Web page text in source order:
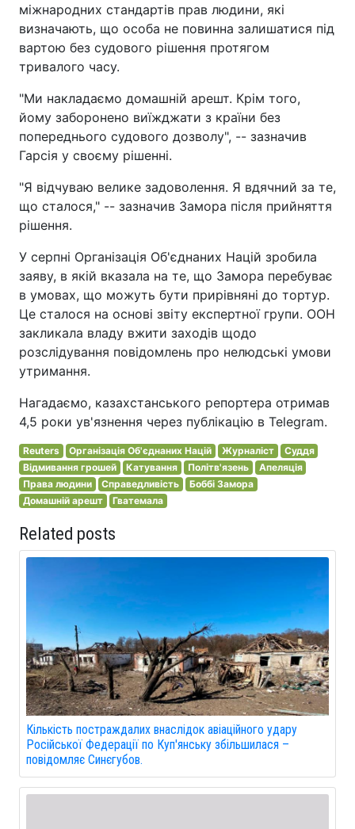
міжнародних стандартів прав людини, які
визначають, що особа не повинна залишатися під
вартою без судового рішення протягом
тривалого часу.
"Ми накладаємо домашній арешт. Крім того,
йому заборонено виїжджати з країни без
попереднього судового дозволу", -- зазначив
Гарсія у своєму рішенні.
"Я відчуваю велике задоволення. Я вдячний за те,
що сталося," -- зазначив Замора після прийняття
рішення.
У серпні Організація Об'єднаних Націй зробила
заяву, в якій вказала на те, що Замора перебуває
в умовах, що можуть бути прирівняні до тортур.
Це сталося на основі звіту експертної групи. ООН
закликала владу вжити заходів щодо
розслідування повідомлень про нелюдські умови
утримання.
Нагадаємо, казахстанського репортера отримав
4,5 роки ув'язнення через публікацію в Telegram.
Reuters Організація Об'єднаних Націй Журналіст
Суддя
Відмивання грошей
Катування Політв'язень
Апеляція
Права людини
Справедливість
Боббі Замора
Домашній арешт
Гватемала
Related posts
Кількість постраждалих внаслідок авіаційного удару
Російської Федерації по Куп'янську збільшилася –
повідомляє Синєгубов.